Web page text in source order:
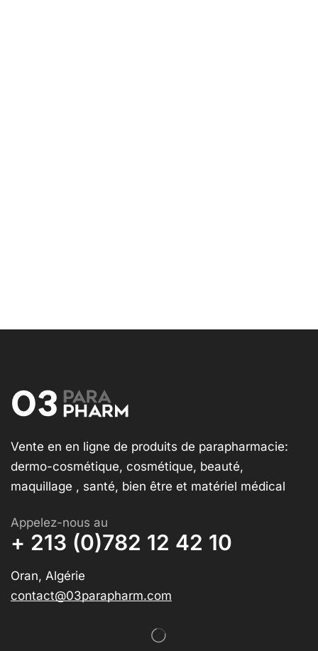
Vente en en ligne de produits de parapharmacie:
dermo-cosmétique, cosmétique, beauté,
maquillage , santé, bien être et matériel médical
Appelez-nous au
+ 213 (0)782 12 42 10
Oran, Algérie
contact@03parapharm.com